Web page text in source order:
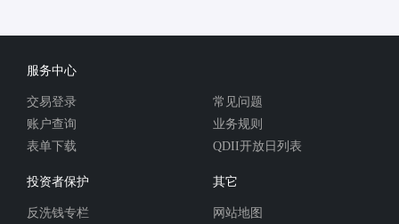
服务中心
交易登录
账户查询
表单下载
常见问题
业务规则
QDII开放日列表
投资者保护
反洗钱专栏
其它
网站地图